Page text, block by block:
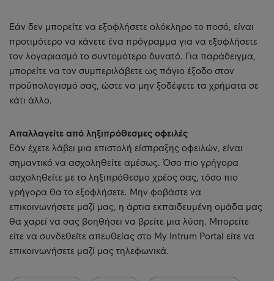
Εάν δεν μπορείτε να εξοφλήσετε ολόκληρο το ποσό, είναι
προτιμότερο να κάνετε ένα πρόγραμμα για να εξοφλήσετε
τον λογαριασμό το συντομότερο δυνατό. Για παράδειγμα,
μπορείτε να τον συμπεριλάβετε ως πάγιο έξοδο στον
προϋπολογισμό σας, ώστε να μην ξοδέψετε τα χρήματα σε
κάτι άλλο.
Απαλλαγείτε από ληξιπρόθεσμες οφειλές
Εάν έχετε λάβει μια επιστολή είσπραξης οφειλών, είναι
σημαντικό να ασχοληθείτε αμέσως. Όσο πιο γρήγορα
ασχοληθείτε με το ληξιπρόθεσμο χρέος σας, τόσο πιο
γρήγορα θα το εξοφλήσετε. Μην φοβάστε να
επικοινωνήσετε μαζί μας, η άρτια εκπαιδευμένη ομάδα μας
θα χαρεί να σας βοηθήσει να βρείτε μια λύση. Μπορείτε
είτε να συνδεθείτε απευθείας στο My Intrum Portal είτε να
επικοινωνήσετε μαζί μας τηλεφωνικά.